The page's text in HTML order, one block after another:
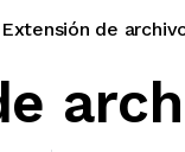
Extensión de